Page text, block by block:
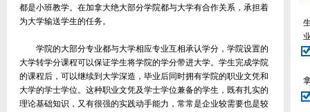
都是小班教学。在加拿大绝大部分学院都与大学有合作关系，承担着
为大学输送学生的任务。
学院的大部分专业都与大学相应专业互相承认学分，学院设置的
大学转学分课程可以保证学生将学院的学分带进大学。学生完成学院
的课程后，可以继续到大学深造，毕业后同时拥有学院的职业文凭和
大学的学士学位。这种职业文凭及学士学位兼备的学生，既有扎实的
理论基础知识，又有很强的实践动手能力，常常是企业较需要也是较